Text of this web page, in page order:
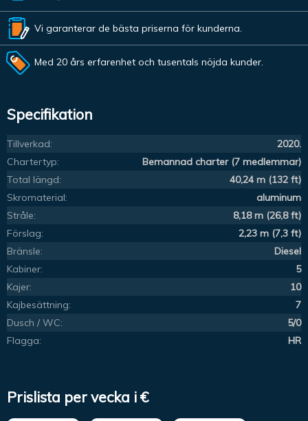
Vi garanterar de bästa priserna för kunderna.
Med 20 års erfarenhet och tusentals nöjda kunder.
Specifikation
Tillverkad:
2020.
Chartertyp:
Bemannad charter (7 medlemmar)
Total längd:
40,24 m (132 ft)
Skromaterial:
aluminum
Stråle:
8,18 m (26,8 ft)
Förslag:
2,23 m (7,3 ft)
Bränsle:
Diesel
Kabiner:
5
Kajer:
10
Kajbesättning:
7
Dusch / WC:
5/0
Flagga:
HR
Prislista per vecka i €